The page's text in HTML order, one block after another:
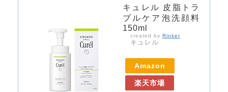
キュレル 皮脂トラ
ブルケア泡洗顔料
150ml
created by Rinker
キュレル
Amazon
楽天市場